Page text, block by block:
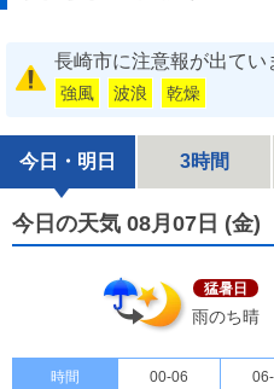
長崎市に注意報が出てい
強風 波浪 乾燥
今日・明日 3時間
今日の天気 08月07日 (金)
猛暑日
雨のち晴
時間 00-06